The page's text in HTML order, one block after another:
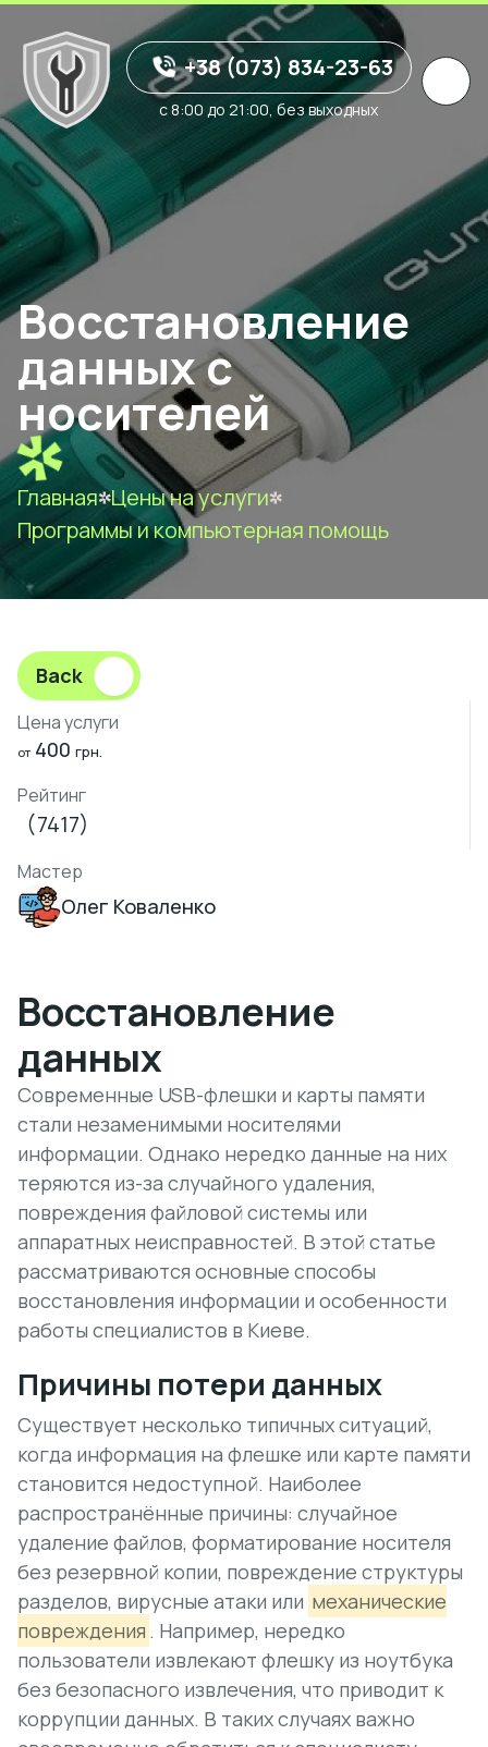
+38 (073) 834-23-63
с 8:00 до 21:00, без выходных
Восстановление
данных с
носителей
Главная Цены на услуги
Программы и компьютерная помощь
Back
Цена услуги
от 400 грн.
Рейтинг
(7417)
Мастер
Олег Коваленко
Восстановление
данных
Современные USB-флешки и карты памяти
стали незаменимыми носителями
информации. Однако нередко данные на них
теряются из-за случайного удаления,
повреждения файловой системы или
аппаратных неисправностей. В этой статье
рассматриваются основные способы
восстановления информации и особенности
работы специалистов в Киеве.
Причины потери данных
Существует несколько типичных ситуаций,
когда информация на флешке или карте памяти
становится недоступной. Наиболее
распространённые причины: случайное
удаление файлов, форматирование носителя
без резервной копии, повреждение структуры
разделов, вирусные атаки или механические
повреждения . Например, нередко
пользователи извлекают флешку из ноутбука
без безопасного извлечения, что приводит к
коррупции данных. В таких случаях важно